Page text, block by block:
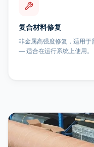
复合材料修复
非金属高强度修复，适用
— 适合在运行系统上使用。